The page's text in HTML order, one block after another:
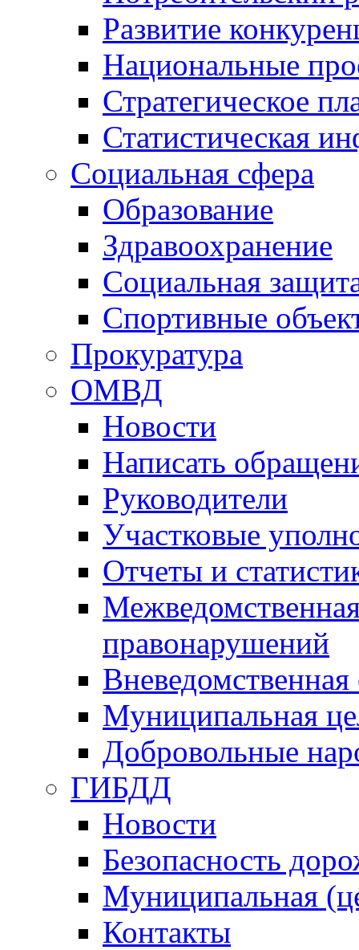
Развитие
Национальные
Стратегическое
Статистическая
Социальная сфера
Образование
Здравоохранение
Социальная
Спортивные
Прокуратура
ОМВД
Новости
Написать
Руководители
Участковые
Отчеты и
правонарушений
Вневедомственная
Муниципальная
Добровольные
ГИБДД
Новости
Безопасность
Муниципальная
Контакты